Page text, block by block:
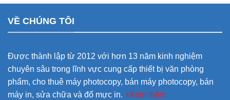
VỀ CHÚNG TÔI
Được thành lập từ 2012 với hơn 13 năm kinh nghiệm
chuyên sâu trong lĩnh vực cung cấp thiết bị văn phòng
phẩm, cho thuê máy photocopy, bán máy photocopy, bán
máy in, sửa chữa và đổ mực in. +Xem thêm